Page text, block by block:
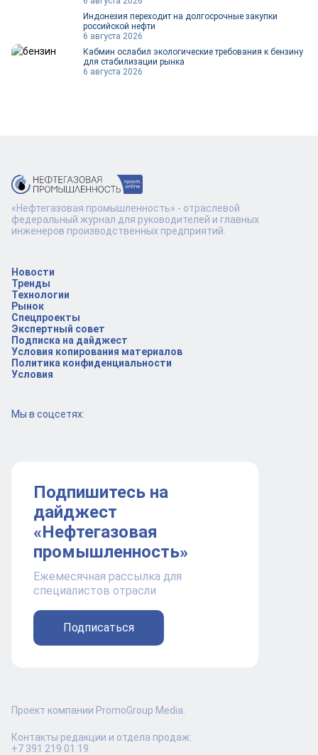
Индонезия переходит на долгосрочные закупки
российской нефти
6 августа 2026
Кабмин ослабил экологические требования к бензину
для стабилизации рынка
6 августа 2026
Новости
Тренды
Технологии
Рынок
Спецпроекты
Экспертный совет
Подписка на дайджест
Условия копирования материалов
Политика конфиденциальности
Условия
Мы в соцсетях:
Подпишитесь на
дайджест
«Нефтегазовая
промышленность»
Ежемесячная рассылка для
специалистов отрасли
Подписаться
«Нефтегазовая промышленность» - отраслевой
федеральный журнал для руководителей и главных
инженеров производственных предприятий.
Проект компании PromoGroup Media.
Контакты редакции и отдела продаж:
+7 391 219 01 19